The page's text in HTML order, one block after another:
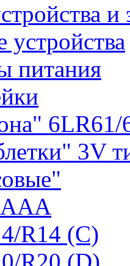
устройства
питания
6LR61/
3V
R14 (C)